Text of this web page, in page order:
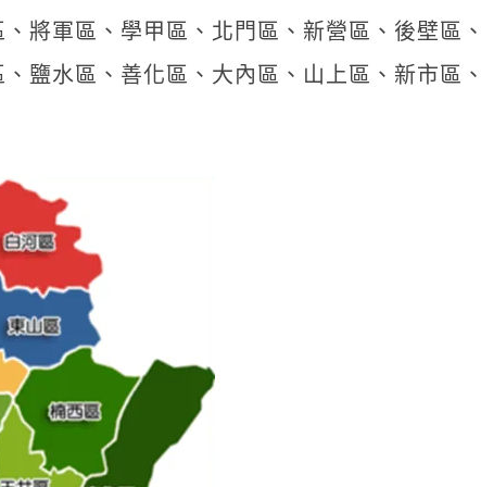
將軍區、學甲區、北門區、新營區、後壁區
鹽水區、善化區、大內區、山上區、新市區